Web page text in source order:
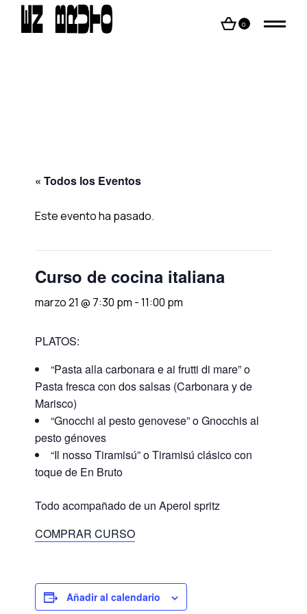
content
0
« Todos los Eventos
Este evento ha pasado.
Curso de cocina italiana
marzo 21 @ 7:30 pm -11:00 pm
PLATOS:
“Pasta alla carbonara e ai frutti di mare” o
Pasta fresca con dos salsas (Carbonara y de
Marisco)
“Gnocchi al pesto genovese” o Gnocchis al
pesto génoves
“Il nosso Tiramisú” o Tiramisú clásico con
toque de En Bruto
Todo acompañado de un Aperol spritz
COMPRAR CURSO
Añadir al calendario